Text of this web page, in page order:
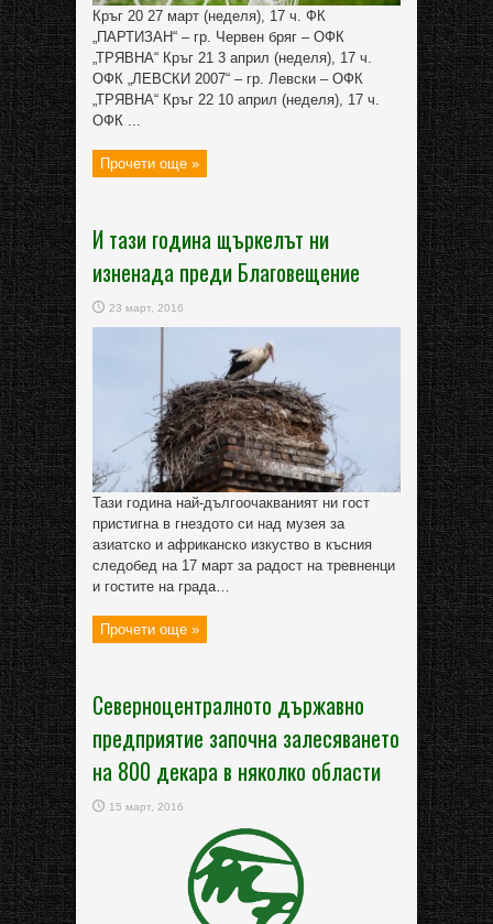
Кръг 20 27 март (неделя), 17 ч. ФК
„ПАРТИЗАН“ – гр. Червен бряг – ОФК
„ТРЯВНА“ Кръг 21 3 април (неделя), 17 ч.
ОФК „ЛЕВСКИ 2007“ – гр. Левски – ОФК
„ТРЯВНА“ Кръг 22 10 април (неделя), 17 ч.
ОФК ...
Прочети още »
И тази година щъркелът ни
изненада преди Благовещение
23 март, 2016
Тази година най-дългоочакваният ни гост
пристигна в гнездото си над музея за
азиатско и африканско изкуство в късния
следобед на 17 март за радост на тревненци
и гостите на града…
Прочети още »
Северноцентралното държавно
предприятие започна залесяването
на 800 декара в няколко области
15 март, 2016